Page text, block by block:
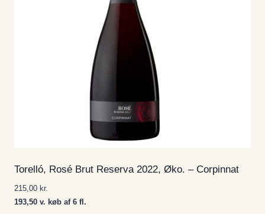
Torelló, Rosé Brut Reserva 2022, Øko. – Corpinnat
215,00 kr.
193,50 v. køb af 6 fl.